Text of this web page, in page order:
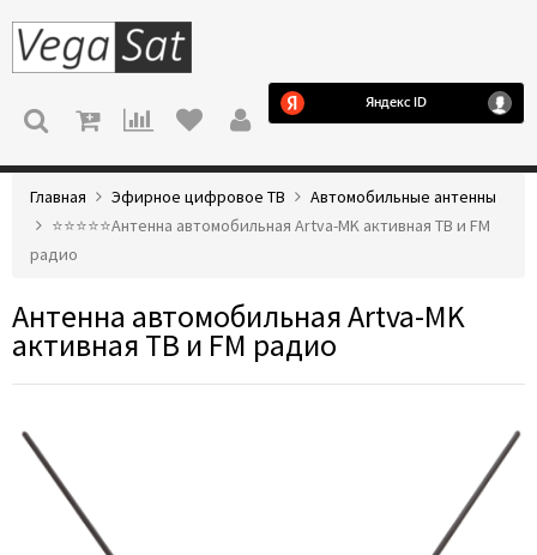
МЕНЮ
Главная Эфирное цифровое ТВ
Автомобильные антенны
⭐️⭐️⭐️⭐️⭐️Антенна автомобильная Artva-MK активная ТВ и FM
радио
Антенна автомобильная Artva-MK
активная ТВ и FM радио